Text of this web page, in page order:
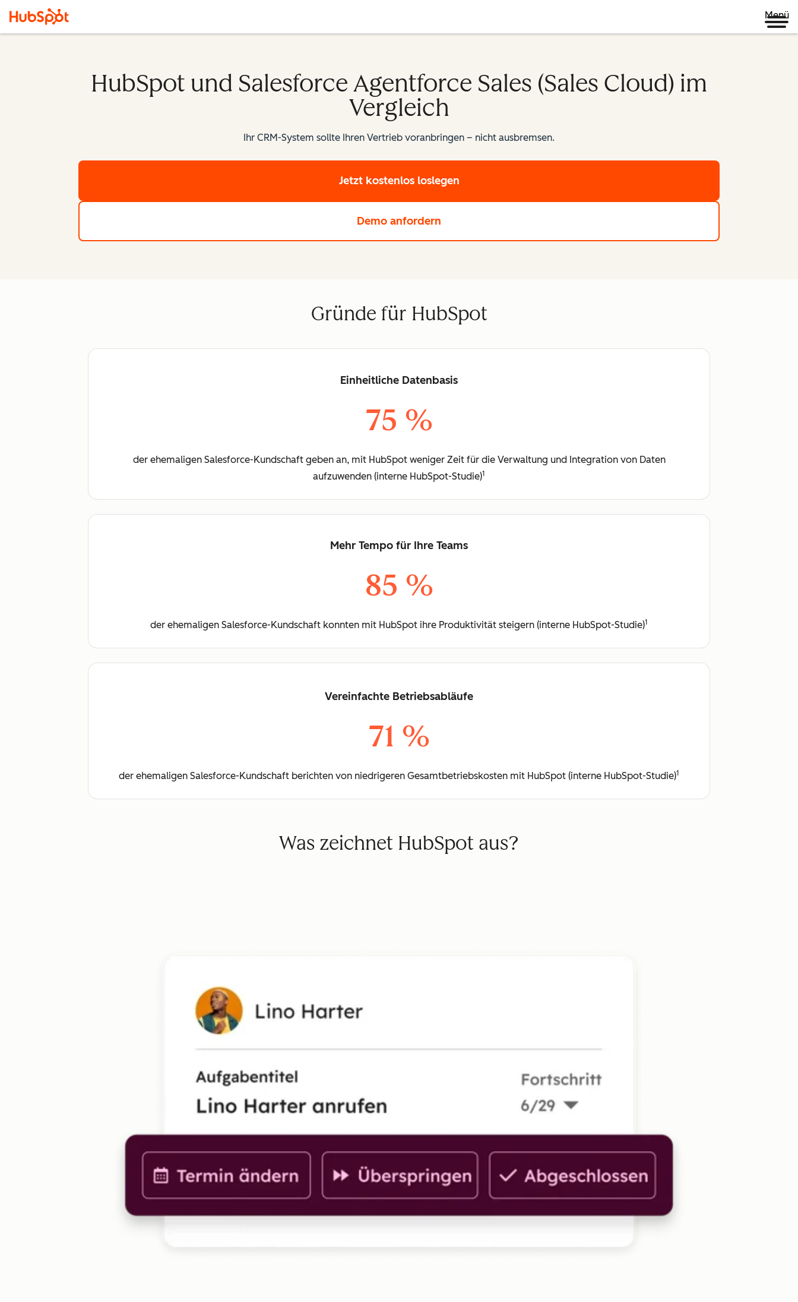
Menü
HubSpot und Salesforce Agentforce Sales (Sales Cloud) im
Vergleich
Ihr CRM-System sollte Ihren Vertrieb voranbringen – nicht ausbremsen.
Jetzt kostenlos loslegen
Demo anfordern
Gründe für HubSpot
Einheitliche Datenbasis
75 %
der ehemaligen Salesforce-Kundschaft geben an, mit HubSpot weniger Zeit für die Verwaltung und Integration von Daten
aufzuwenden (interne HubSpot-Studie)1
Mehr Tempo für Ihre Teams
85 %
der ehemaligen Salesforce-Kundschaft konnten mit HubSpot ihre Produktivität steigern (interne HubSpot-Studie)1
Vereinfachte Betriebsabläufe
71 %
der ehemaligen Salesforce-Kundschaft berichten von niedrigeren Gesamtbetriebskosten mit HubSpot (interne HubSpot-Studie)1
Was zeichnet HubSpot aus?